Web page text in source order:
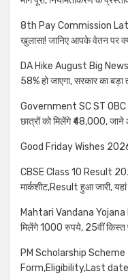
8th Pay Commission
खुलासा! जानिए आपके वेतन पर
DA Hike August Big News:
58% हो जाएगा, सरकार का बड़ा
Government SC ST OBC
छात्रों को मिलेंगे ₹48,000, जाने
Good Friday Wishes
CBSE Class 10 Result
मार्कशीट,Result हुआ जारी,
Mahtari Vandana Yojana
मिलेंगे 1000 रुपये, 25वीं
PM Scholarship
Form,Eligibility,Last date